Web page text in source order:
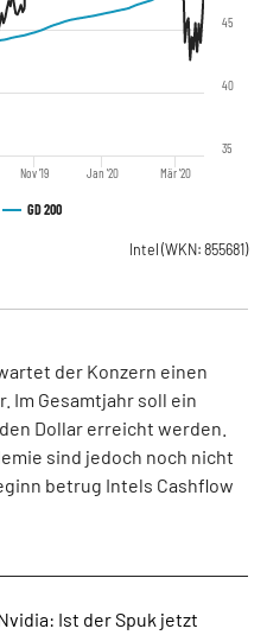
GD 200
Nov '19 Jan '20 Mär '20
35
40
45
Intel (WKN: 855681)
der Konzern einen
Im Gesamtjahr soll ein
Dollar erreicht werden.
sind jedoch noch nicht
betrug Intels Cashflow
Ist der Spuk jetzt